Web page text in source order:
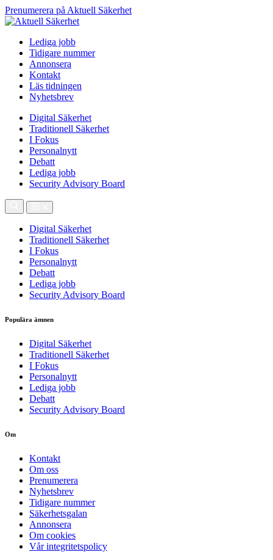
Prenumerera på Aktuell Säkerhet
Lediga jobb
Tidigare nummer
Annonsera
Kontakt
Läs tidningen
Nyhetsbrev
Digital Säkerhet
Traditionell Säkerhet
I Fokus
Personalnytt
Debatt
Lediga jobb
Security Advisory Board
Digital Säkerhet
Traditionell Säkerhet
I Fokus
Personalnytt
Debatt
Lediga jobb
Security Advisory Board
Populära ämnen
Digital Säkerhet
Traditionell Säkerhet
I Fokus
Personalnytt
Lediga jobb
Debatt
Security Advisory Board
Om
Kontakt
Om oss
Prenumerera
Nyhetsbrev
Tidigare nummer
Säkerhetsgalan
Annonsera
Om cookies
Vår integritetspolicy